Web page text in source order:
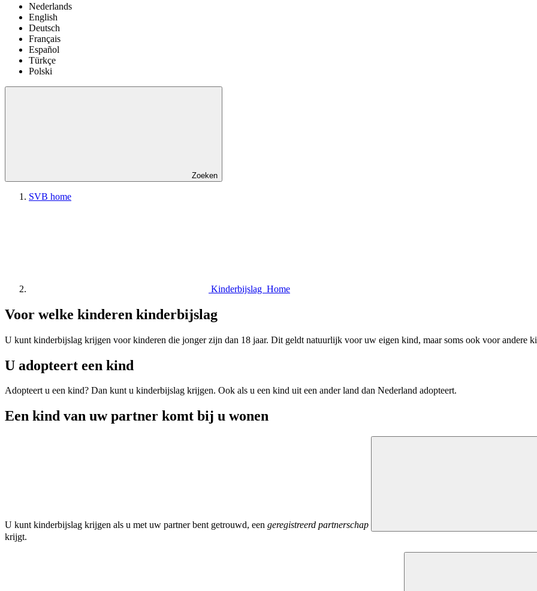
Nederlands
English
Deutsch
Français
Español
Türkçe
Polski
Zoeken
SVB home
Kinderbijslag Home
Voor welke kinderen kinderbijslag
U kunt kinderbijslag krijgen voor kinderen die jonger zijn dan 18 jaar. Dit geldt natuurlijk voor uw eigen kind, maar soms ook voor andere
U adopteert een kind
Adopteert u een kind? Dan kunt u kinderbijslag krijgen. Ook als u een kind uit een ander land dan Nederland adopteert.
Een kind van uw partner komt bij u wonen
U kunt kinderbijslag krijgen als u met uw partner bent getrouwd, een geregistreerd partnerschap
krijgt.